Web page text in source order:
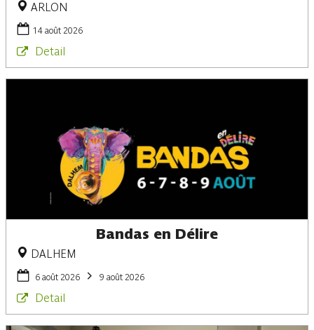
ARLON
14 août 2026
Detail
Bandas en Délire
DALHEM
6 août 2026 9 août 2026
Detail